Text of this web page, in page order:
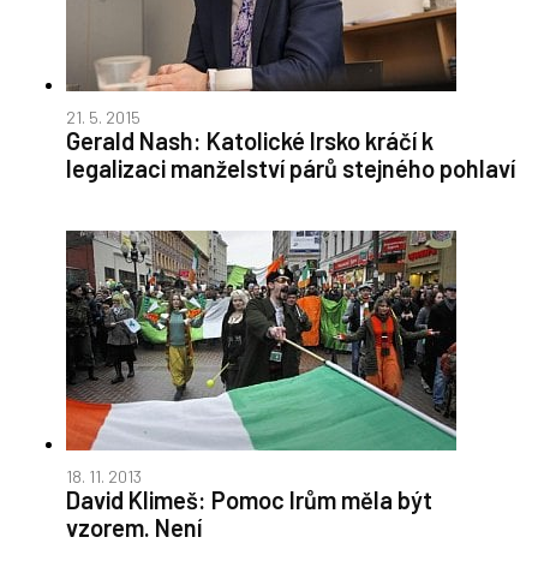
21. 5. 2015
Gerald Nash: Katolické Irsko kráčí k
legalizaci manželství párů stejného pohlaví
18. 11. 2013
David Klimeš: Pomoc Irům měla být
vzorem. Není